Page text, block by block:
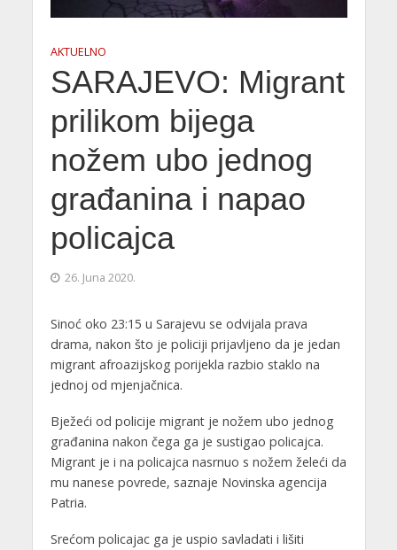
AKTUELNO
SARAJEVO: Migrant
prilikom bijega
nožem ubo jednog
građanina i napao
policajca
26. Juna 2020.
Sinoć oko 23:15 u Sarajevu se odvijala prava
drama, nakon što je policiji prijavljeno da je jedan
migrant afroazijskog porijekla razbio staklo na
jednoj od mjenjačnica.
Bježeći od policije migrant je nožem ubo jednog
građanina nakon čega ga je sustigao policajca.
Migrant je i na policajca nasrnuo s nožem želeći da
mu nanese povrede, saznaje Novinska agencija
Patria.
Srećom policajac ga je uspio savladati i lišiti